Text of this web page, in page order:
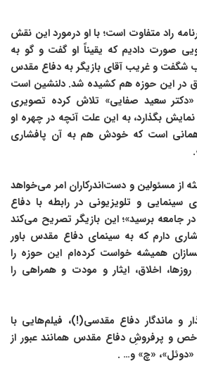
راد متفاوت است؛ با او درمورد این نقش
صورت دادیم که یقیناً او گفت و گو به
شگفت و غریب آقای بازیگر به دفاع مقدس
در این حوزه هم کشیده شد. دلنشین است
سعید صفایی» تلاش کرده تصویری
بگذارد، به این علت آنچه در چهره او
است که خودش هم به آن پافشاری
از مسئولین و دست‌اندرکاران امر می‌خواهد
سینمایی و تلویزیونی در رابطه با دفاع
برسید»؛ این بازیگر تصریح می‌کند
دارم که به سینمای دفاع مقدس باور
همیشه خواست کرده‌ام این حوزه را
اخلاق، ایثار و مودت و همراهی را
و ماندگار دفاع مقدسی(!)، فیلم‌هایی با
و پرفروشِ دفاع مقدس همانند عبور از
«دوئل»، «چ» و… .